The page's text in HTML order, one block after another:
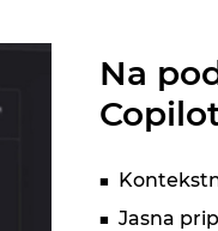
Na
Jasna